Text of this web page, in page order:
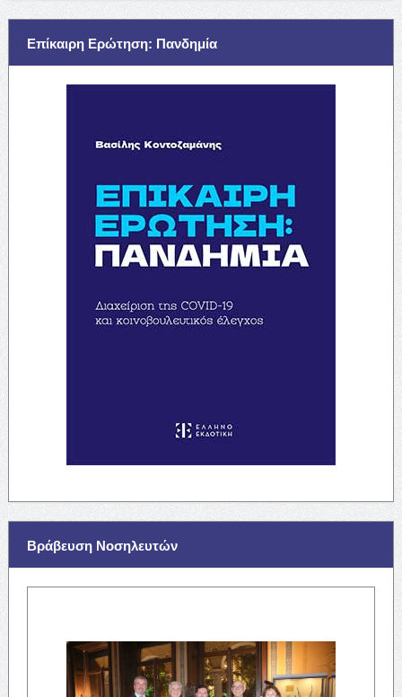
Επίκαιρη Ερώτηση: Πανδημία
Βράβευση Νοσηλευτών